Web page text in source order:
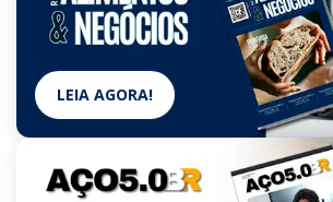
LEIA AGORA!